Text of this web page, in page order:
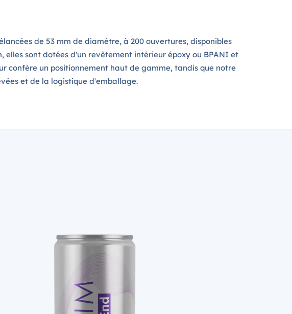
de 53 mm de diamètre, à 200 ouvertures, disponibles
elles sont dotées d'un revêtement intérieur époxy ou BPANI et
confère un positionnement haut de gamme, tandis que notre
et de la logistique d'emballage.